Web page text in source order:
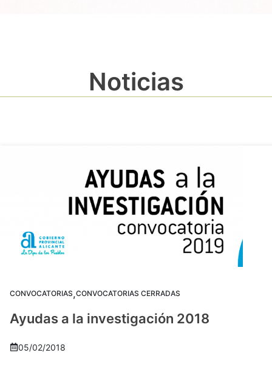
Noticias
CONVOCATORIAS,CONVOCATORIAS CERRADAS
Ayudas a la investigación 2018
05/02/2018